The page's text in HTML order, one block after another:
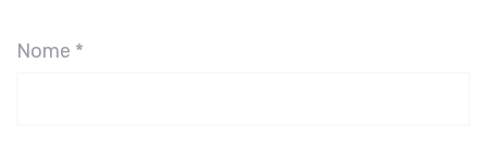
Nome *